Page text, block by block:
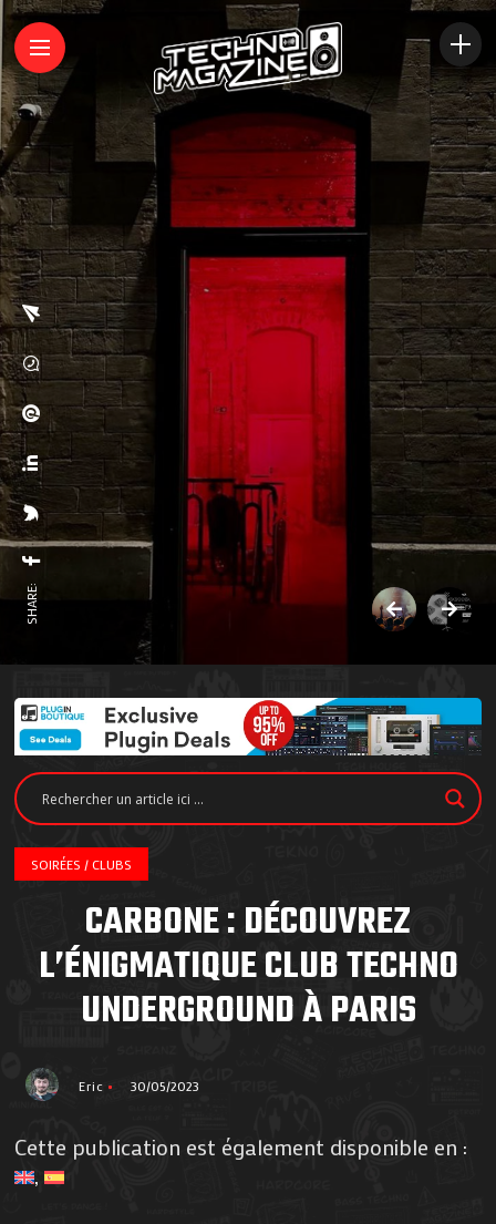
SHARE:
SOIRÉES / CLUBS
CARBONE : DÉCOUVREZ
L’ÉNIGMATIQUE CLUB TECHNO
UNDERGROUND À PARIS
Eric 30/05/2023
Cette publication est également disponible en :